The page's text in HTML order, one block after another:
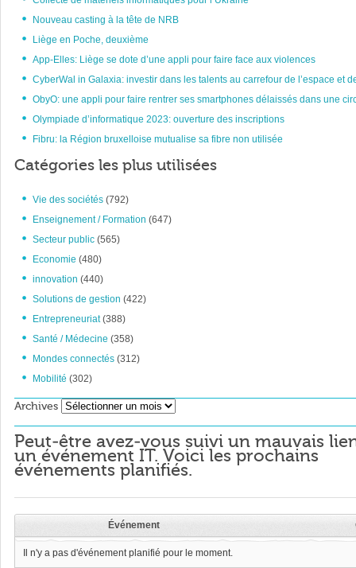
Nouveau casting à la tête de NRB
Liège en Poche, deuxième
App-Elles: Liège se dote d’une appli pour faire face aux violences
CyberWal in Galaxia: investir dans les talents au carrefour de l’espace et
ObyO: une appli pour faire rentrer ses smartphones délaissés dans une
Olympiade d’informatique 2023: ouverture des inscriptions
Fibru: la Région bruxelloise mutualise sa fibre non utilisée
Catégories les plus utilisées
Vie des sociétés (792)
Enseignement / Formation (647)
Secteur public (565)
Economie (480)
innovation (440)
Solutions de gestion (422)
Entrepreneuriat(388)
Santé / Médecine (358)
Mondes connectés (312)
Mobilité (302)
Archives Archives
Peut-être avez-vous suivi un mauvais
un événement IT. Voici les prochains
événements planifiés.
Événement
Il n'y a pas d'événement planifié pour le moment.